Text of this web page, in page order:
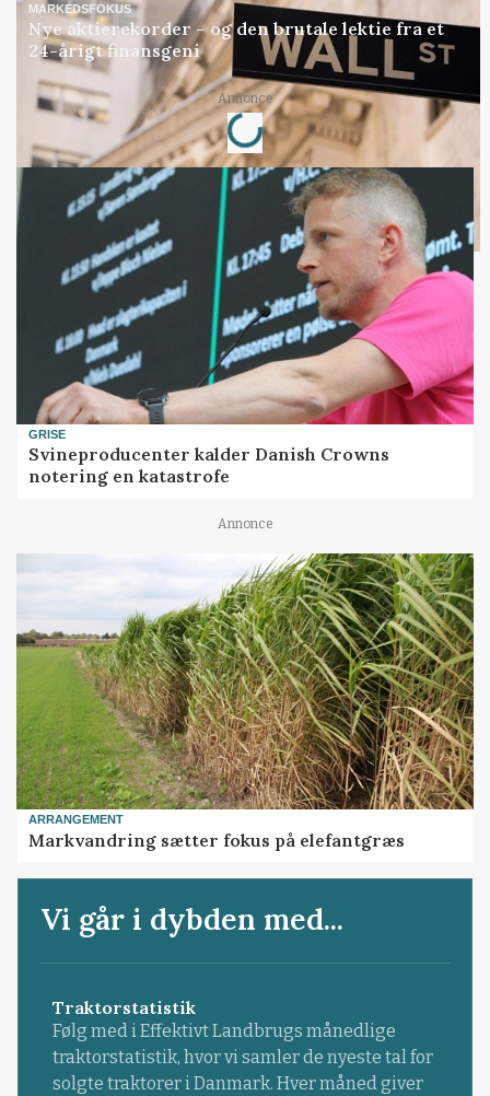
MARKEDSFOKUS
Nye aktierekorder – og den brutale lektie fra et
24-årigt finansgeni
Annonce
Loading...
GRISE
Svineproducenter kalder Danish Crowns
notering en katastrofe
Annonce
ARRANGEMENT
Markvandring sætter fokus på elefantgræs
Vi går i dybden med...
Traktorstatistik
Følg med i Effektivt Landbrugs månedlige
traktorstatistik, hvor vi samler de nyeste tal for
solgte traktorer i Danmark. Hver måned giver